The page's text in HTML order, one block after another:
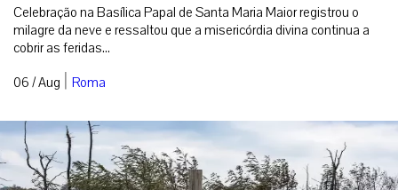
Celebração na Basílica Papal de Santa Maria Maior registrou o
milagre da neve e ressaltou que a misericórdia divina continua a
cobrir as feridas...
06 / Aug | Roma